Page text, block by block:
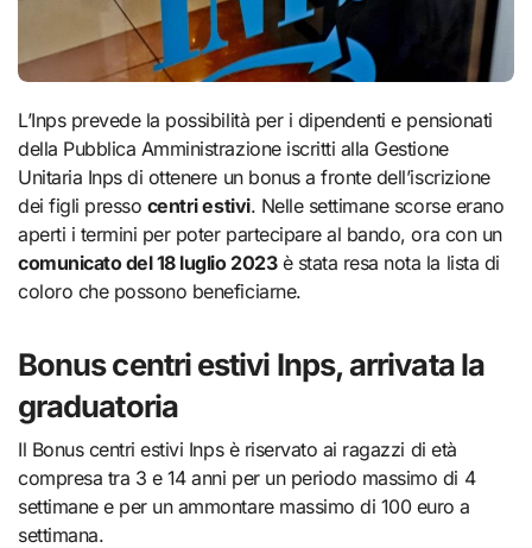
L’Inps prevede la possibilità per i dipendenti e pensionati
della Pubblica Amministrazione iscritti alla Gestione
Unitaria Inps di ottenere un bonus a fronte dell’iscrizione
dei figli presso centri estivi. Nelle settimane scorse erano
aperti i termini per poter partecipare al bando, ora con un
comunicato del 18 luglio 2023è stata resa nota la lista di
coloro che possono beneficiarne.
Bonus centri estivi Inps, arrivata la
graduatoria
Il Bonus centri estivi Inps è riservato ai ragazzi di età
compresa tra 3 e 14 anni per un periodo massimo di 4
settimane e per un ammontare massimo di 100 euro a
settimana.